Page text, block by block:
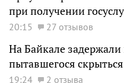
при получении
20:15 27 отзывов
На Байкале
пытавшегося
19:24 2 отзыва